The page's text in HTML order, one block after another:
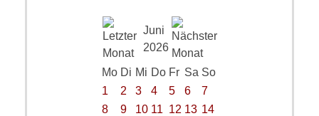
Juni
2026
Mo Di Mi Do Fr Sa So
1
2 3 4 5 6
7
8
9 10 11 12 13 14